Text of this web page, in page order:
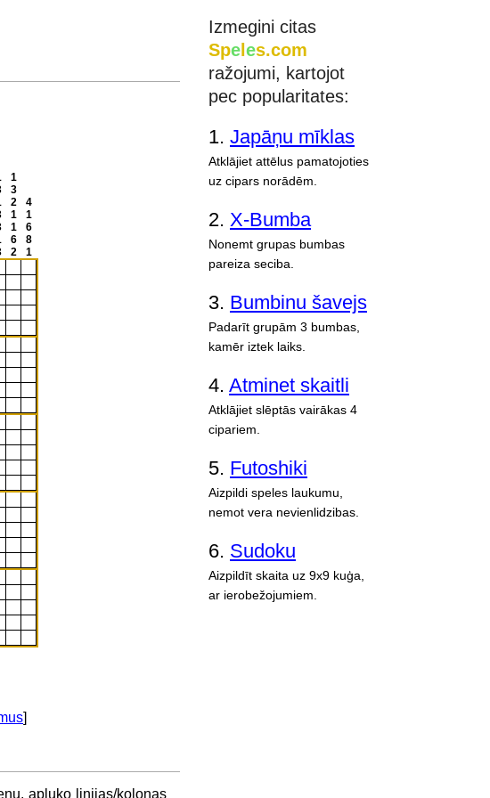
1
3
2
1
1
6
2
4
1
6
8
1
]
apluko linijas/kolonas
Izmegini citas
Spe es.com
ražojumi, kartojot
pec popularitates:
1. Japāņu mīklas
Atklājiet attēlus pamatojoties
uz cipars norādēm.
2. X-Bumba
Nonemt grupas bumbas
pareiza seciba.
3. Bumbinu šavejs
Padarīt grupām 3 bumbas,
kamēr iztek laiks.
4. Atminet skaitli
Atklājiet slēptās vairākas 4
cipariem.
5. Futoshiki
Aizpildi speles laukumu,
nemot vera nevienlidzibas.
6. Sudoku
Aizpildīt skaita uz 9x9 kuģa,
ar ierobežojumiem.